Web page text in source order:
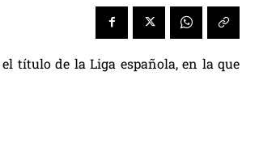
título de la Liga española, en la que